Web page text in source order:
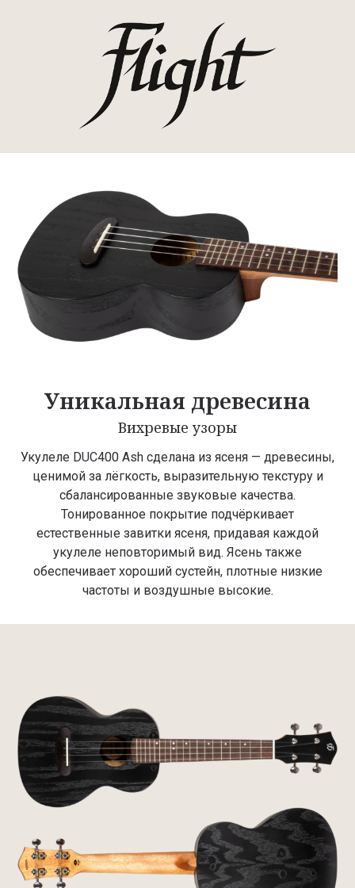
Уникальная древесина
Вихревые узоры
Укулеле DUC400 Ash сделана из ясеня — древесины,
ценимой за лёгкость, выразительную текстуру и
сбалансированные звуковые качества.
Тонированное покрытие подчёркивает
естественные завитки ясеня, придавая каждой
укулеле неповторимый вид. Ясень также
обеспечивает хороший сустейн, плотные низкие
частоты и воздушные высокие.